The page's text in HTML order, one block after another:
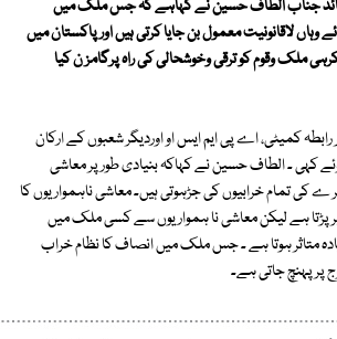
جناب الطاف حسین نے کہاہے کہ جس ملک میں
لاقانونیت معمول بن جایا کرتی ہیں اور پاکستان میں
ملک وقوم کو ترقی وخوشحالی کی راہ پرگامز ن کیا
رابطہ کمیٹی، اے پی ایم ایس او اوردیگر شعبوں کے ارکان
کہی ۔ الطاف حسین نے کہاکہ بنیادی طور پر معاشی
ے کی تمام خرابیوں کی جڑہوتی ہیں۔ معاشی ناہمواریوں کا
پڑتا ہے لیکن معاشی نا ہمواریوں سے کسی ملک میں
متاثر ہوتا ہے ۔ جس ملک میں انصاف کا نظام خراب
پر پہنچ جاتی ہے۔